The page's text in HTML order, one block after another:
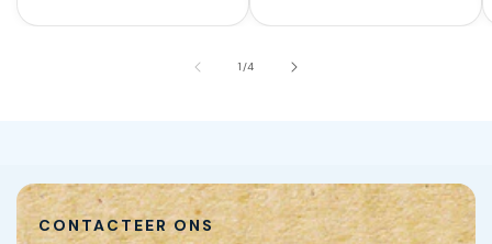
1/van
4
CONTACTEER ONS